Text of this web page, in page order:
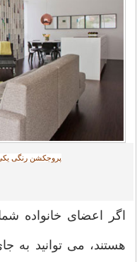
پروجکشن رنگی
اگر اعضای خانواده
هستند، می توانید به